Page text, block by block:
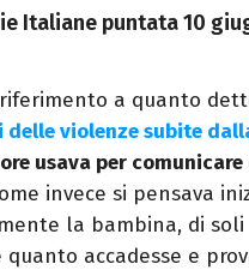
Italiane puntata 10
a quanto
delle violenze subite
usava per
invece si pensava
la bambina, di soli
accadesse e